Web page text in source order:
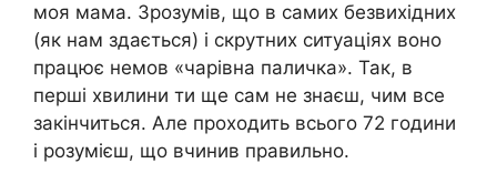
моя мама. Зрозумів, що в самих безвихідних
(як нам здається) і скрутних ситуаціях воно
працює немов «чарівна паличка». Так, в
перші хвилини ти ще сам не знаєш, чим все
закінчиться. Але проходить всього 72 години
і розумієш, що вчинив правильно.